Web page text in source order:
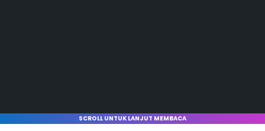
SCROLL UNTUK LANJUT MEMBACA